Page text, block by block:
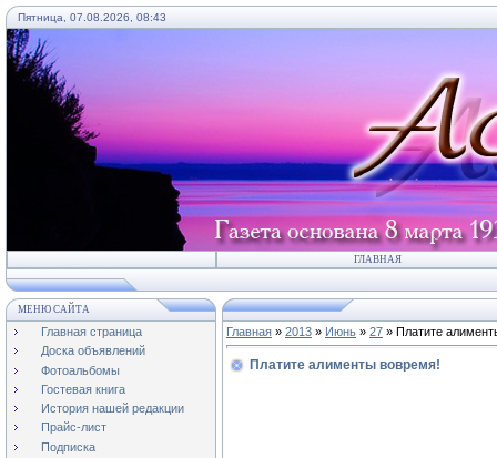
Пятница, 07.08.2026, 08:43
ГЛАВНАЯ
МЕНЮ САЙТА
Главная страница
Доска объявлений
Фотоальбомы
Гостевая книга
История нашей редакции
Прайс-лист
Подписка
Главная » 2013 » Июнь » 27 » Платите
Платите алименты вовремя!